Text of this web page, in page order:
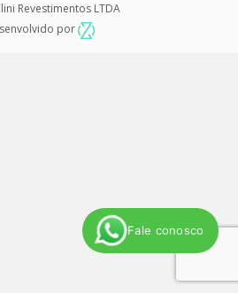
Fale conosco
Revestimentos LTDA
por